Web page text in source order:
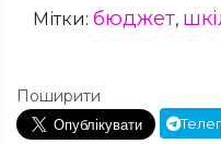
Мітки: бюджет,
Поширити